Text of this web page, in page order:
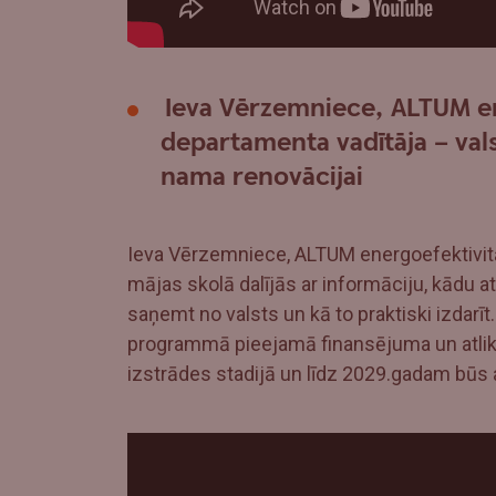
Ieva Vērzemniece,
departamenta vadītāja –
nama renovācijai
Ieva Vērzemniece, ALTUM
mājas skolā dalījās ar informāciju, kādu
saņemt no valsts un kā to praktiski
programmā pieejamā finansējuma un
izstrādes stadijā un līdz 2029.gadam būs